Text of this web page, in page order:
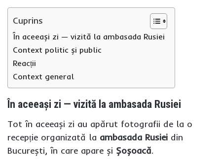
Cuprins
În aceeași zi — vizită la ambasada Rusiei
Context politic și public
Reacții
Context general
În aceeași zi — vizită la ambasada Rusiei
Tot în aceeași zi au apărut fotografii de la o
recepție organizată la ambasada Rusiei din
București, în care apare și Șoșoacă.